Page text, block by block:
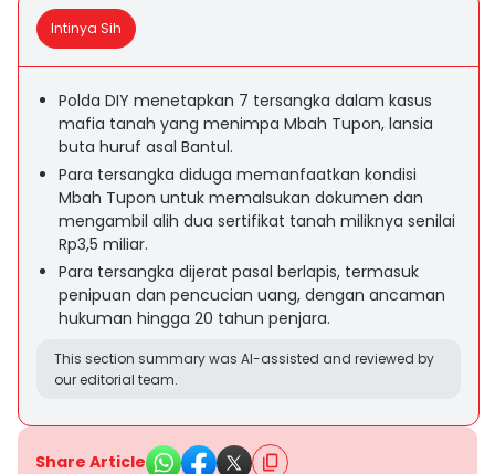
Intinya Sih
Polda DIY menetapkan 7 tersangka dalam kasus
mafia tanah yang menimpa Mbah Tupon, lansia
buta huruf asal Bantul.
Para tersangka diduga memanfaatkan kondisi
Mbah Tupon untuk memalsukan dokumen dan
mengambil alih dua sertifikat tanah miliknya senilai
Rp3,5 miliar.
Para tersangka dijerat pasal berlapis, termasuk
penipuan dan pencucian uang, dengan ancaman
hukuman hingga 20 tahun penjara.
This section summary was AI-assisted and reviewed by
our editorial team.
Share Article